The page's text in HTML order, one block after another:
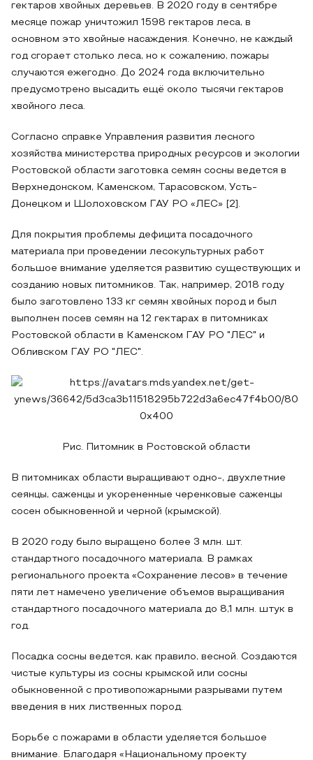
гектаров хвойных деревьев. В 2020 году в сентябре
месяце пожар уничтожил 1598 гектаров леса, в
основном это хвойные насаждения. Конечно, не каждый
год сгорает столько леса, но к сожалению, пожары
случаются ежегодно. До 2024 года включительно
предусмотрено высадить ещё около тысячи гектаров
хвойного леса.
Согласно справке Управления развития лесного
хозяйства министерства природных ресурсов и экологии
Ростовской области заготовка семян сосны ведется в
Верхнедонском, Каменском, Тарасовском, Усть-
Донецком и Шолоховском ГАУ РО «ЛЕС» [2].
Для покрытия проблемы дефицита посадочного
материала при проведении лесокультурных работ
большое внимание уделяется развитию существующих и
созданию новых питомников. Так, например, 2018 году
было заготовлено 133 кг семян хвойных пород и был
выполнен посев семян на 12 гектарах в питомниках
Ростовской области в Каменском ГАУ РО "ЛЕС" и
Обливском ГАУ РО "ЛЕС".
Рис. Питомник в Ростовской области
В питомниках области выращивают одно-, двухлетние
сеянцы, саженцы и укорененные черенковые саженцы
сосен обыкновенной и черной (крымской).
В 2020 году было выращено более 3 млн. шт.
стандартного посадочного материала. В рамках
регионального проекта «Сохранение лесов» в течение
пяти лет намечено увеличение объемов выращивания
стандартного посадочного материала до 8,1 млн. штук в
год.
Посадка сосны ведется, как правило, весной. Создаются
чистые культуры из сосны крымской или сосны
обыкновенной с противопожарными разрывами путем
введения в них лиственных пород.
Борьбе с пожарами в области уделяется большое
внимание. Благодаря «Национальному проекту